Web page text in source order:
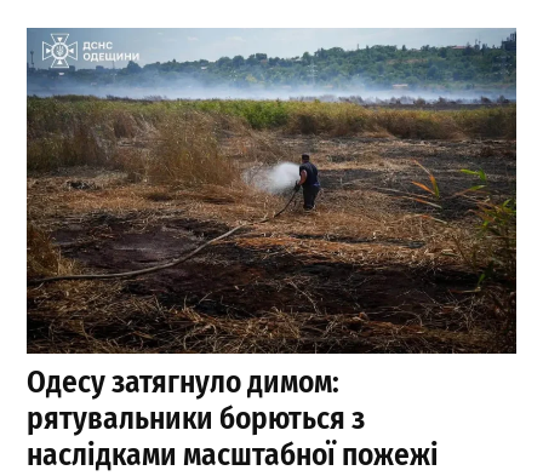
Одесу затягнуло димом:
рятувальники борються з
наслідками масштабної пожежі